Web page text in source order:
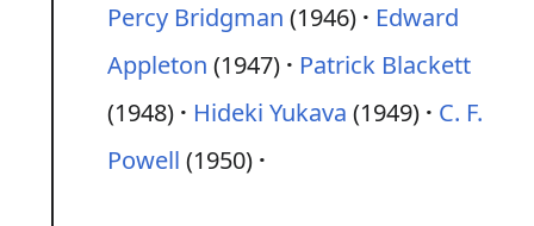
Percy Bridgman (1946)
Edward
Appleton (1947)
Patrick Blackett
(1948)
Hideki Yukava (1949)
C. F.
Powell (1950)